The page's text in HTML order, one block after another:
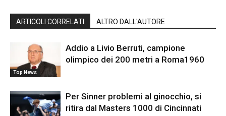
ARTICOLI CORRELATI ALTRO DALL'AUTORE
Top News
Addio a Livio Berruti, campione
olimpico dei 200 metri a Roma1960
Per Sinner problemi al ginocchio, si
ritira dal Masters 1000 di Cincinnati